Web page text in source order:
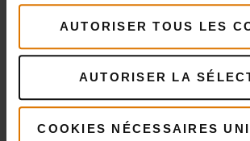
AUTORISER TOUS LES
AUTORISER LA
COOKIES NÉCESSAIRES
WEBER
CRAFTED
Voir
détails